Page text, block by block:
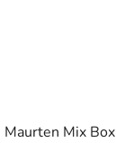
Maurten Mix Box